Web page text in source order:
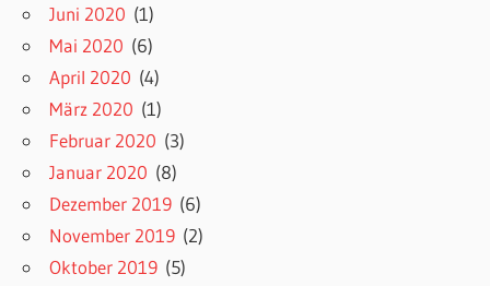
Juni 2020 (1)
Mai 2020 (6)
April 2020 (4)
März 2020 (1)
Februar 2020 (3)
Januar 2020 (8)
Dezember 2019 (6)
November 2019 (2)
Oktober 2019 (5)